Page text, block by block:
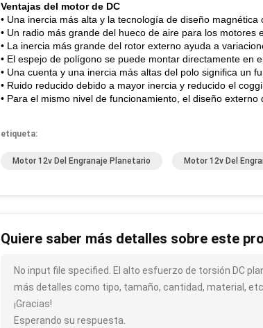
Ventajas del motor de DC
• Una inercia más alta y la tecnología de diseño
• Un radio más grande del hueco de aire para los
• La inercia más grande del rotor externo ayuda a
• El espejo de polígono se puede montar directamente en
• Una cuenta y una inercia más altas del polo significa un
• Ruido reducido debido a mayor inercia y reducido el
• Para el mismo nivel de funcionamiento, el diseño
etiqueta:
Motor 12v Del Engranaje Planetario Motor 12v Del
Quiere saber más detalles sobre este
No input file specified. El alto esfuerzo de torsión DC
más detalles como tipo, tamaño, cantidad, material,
¡Gracias!
Esperando su respuesta.